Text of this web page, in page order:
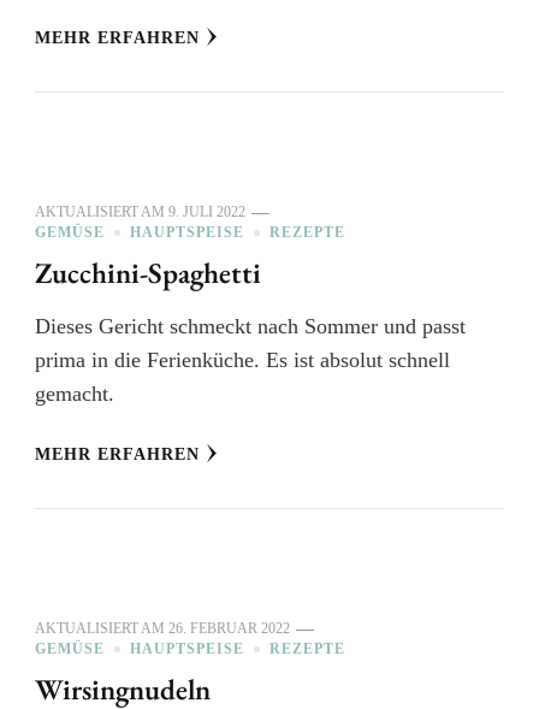
MEHR ERFAHREN
AKTUALISIERT AM 9. JULI 2022
GEMÜSE
HAUPTSPEISE REZEPTE
Zucchini-Spaghetti
Dieses Gericht schmeckt nach Sommer und passt
prima in die Ferienküche. Es ist absolut schnell
gemacht.
MEHR ERFAHREN
AKTUALISIERT AM 26. FEBRUAR 2022
GEMÜSE
HAUPTSPEISE REZEPTE
Wirsingnudeln